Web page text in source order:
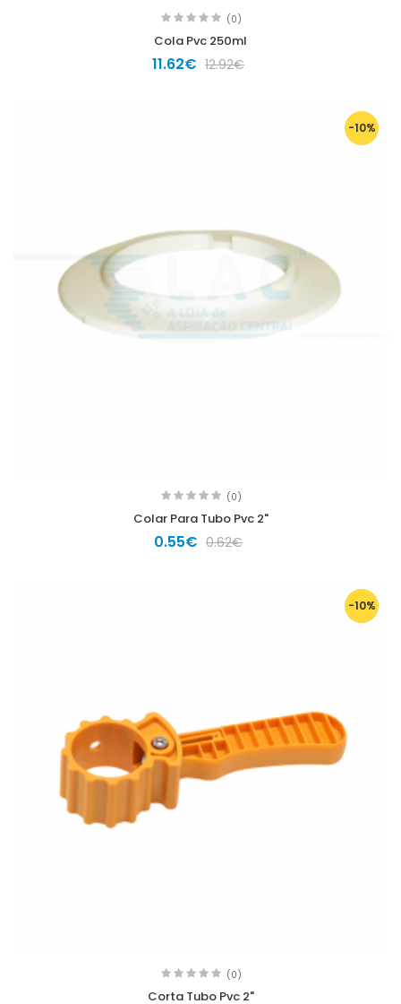
(0)
Cola Pvc 250ml
11.62€ 12.92€
-10%
(0)
Colar Para Tubo Pvc 2"
0.55€ 0.62€
-10%
(0)
Corta Tubo Pvc 2"